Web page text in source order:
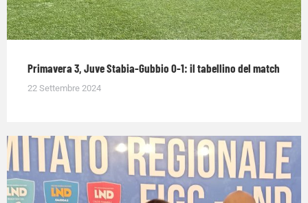
Primavera 3, Juve Stabia-Gubbio 0-1: il tabellino del match
22 Settembre 2024